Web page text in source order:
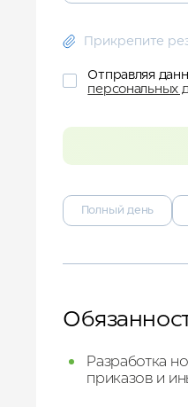
РЕСТОРАНЫ И БАРЫ
УСЛУГИ И СЕРВИС
КУРОРТ
Прикрепите
Отправляя
персональных
Полный день
Разработка
приказов и